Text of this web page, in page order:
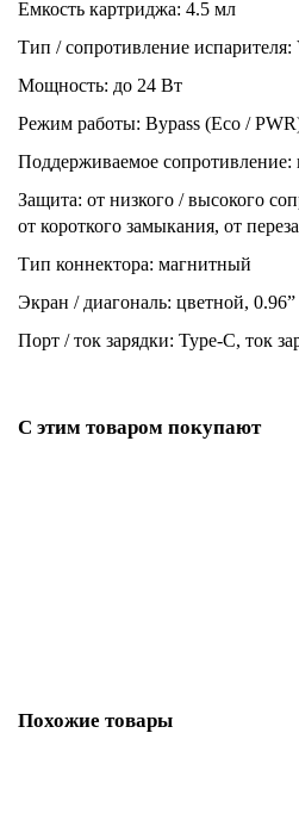
Емкость картриджа: 4.5 мл
Тип / сопротивление испарителя:
Мощность: до 24 Вт
Режим работы: Bypass (Eco /
Поддерживаемое сопротивление:
Защита: от низкого / высокого
от короткого замыкания, от
Тип коннектора: магнитный
Экран / диагональ: цветной, 0.96”
Порт / ток зарядки: Type-C, ток
С этим товаром покупают
Похожие товары